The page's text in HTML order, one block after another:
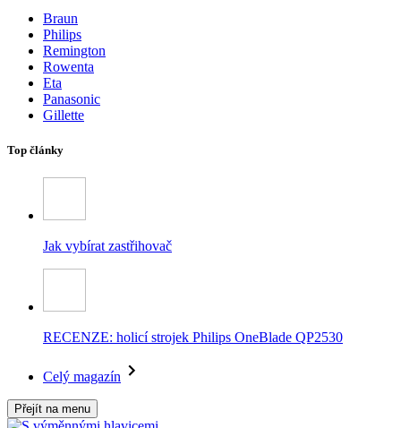
Braun
Philips
Remington
Rowenta
Eta
Panasonic
Gillette
Top články
Jak vybírat zastřihovač
RECENZE: holicí strojek Philips OneBlade QP2530
Celý magazín
Přejít na menu